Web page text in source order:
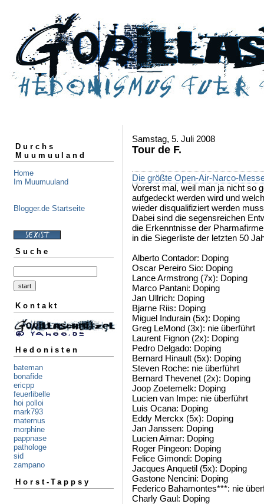
Durchs
Muumuuland
Home
Im Muumuuland
Blogger.de Startseite
Suche
Kontakt
Hedonisten
bateman
bonafide
ericpp
feuerlibelle
hoi polloi
mark793
maternus
morphine
pappnase
pathologe
sid
zampano
Horst-Tappsy
Samstag, 5. Juli 2008
Tour de F.
Die größte Open-Air-Narco-
Vorerst mal, weil man ja nicht so
aufgedeckt werden wird und
wieder disqualifiziert werden
Dabei sind die segensreichen
die Erkenntnisse der
in die Siegerliste der letzten 50
Alberto Contador: Doping
Oscar Pereiro Sio: Doping
Lance Armstrong (7x): Doping
Marco Pantani: Doping
Jan Ullrich: Doping
Bjarne Riis: Doping
Miguel Indurain (5x): Doping
Greg LeMond (3x): nie überführt
Laurent Fignon (2x): Doping
Pedro Delgado: Doping
Bernard Hinault (5x): Doping
Steven Roche: nie überführt
Bernard Thevenet (2x): Doping
Joop Zoetemelk: Doping
Lucien van Impe: nie überführt
Luis Ocana: Doping
Eddy Merckx (5x): Doping
Jan Janssen: Doping
Lucien Aimar: Doping
Roger Pingeon: Doping
Felice Gimondi: Doping
Jacques Anquetil (5x): Doping
Gastone Nencini: Doping
Federico Bahamontes***: nie
Charly Gaul: Doping